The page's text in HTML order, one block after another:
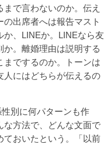
で言わないのか。伝え
出席者へは報告マスト
、LINEか。LINEなら友
。離婚理由は説明する
でするのか。トーンは
人にはどちらが伝えるの
別に何パターンも作
な方法で、どんな文面で
ておいたという。「以前